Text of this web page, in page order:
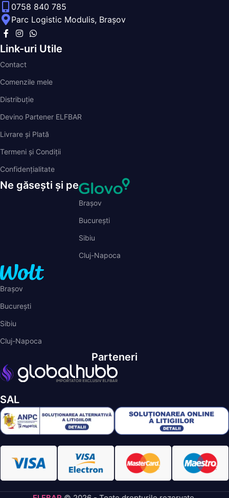
Parc Logistic Modulis, Brașov
Link-uri Utile
Contact
Comenzile mele
Distribuție
Devino Partener ELFBAR
Livrare și Plată
Termeni și Condiții
Confidențialitate
Ne găsești și pe
Brașov
București
Sibiu
Cluj-Napoca
Brașov
București
Sibiu
Cluj-Napoca